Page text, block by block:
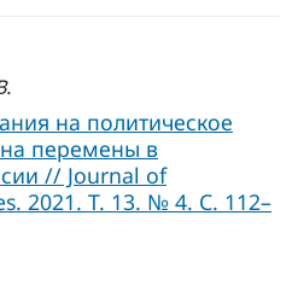
на политическое
перемены в
// Journal of
2021. Т. 13. № 4. С. 112–